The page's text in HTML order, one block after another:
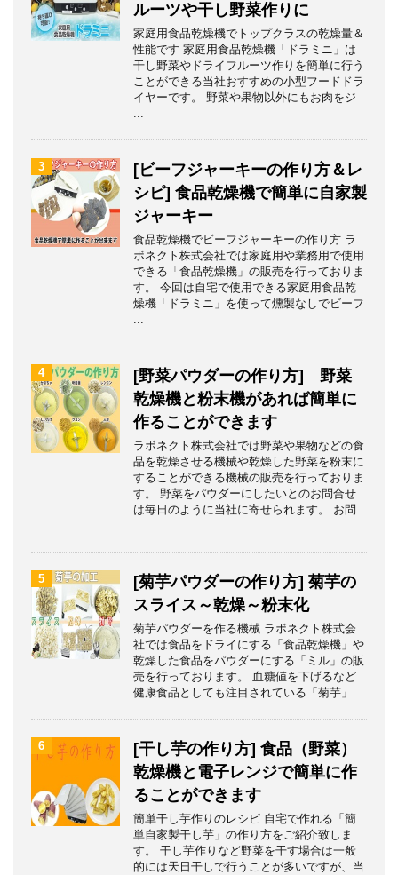
ルーツや干し野菜作りに
家庭用食品乾燥機でトップクラスの乾燥量＆
性能です 家庭用食品乾燥機「ドラミニ」は
干し野菜やドライフルーツ作りを簡単に行う
ことができる当社おすすめの小型フードドラ
イヤーです。 野菜や果物以外にもお肉をジ
...
3
[ビーフジャーキーの作り方＆レ
シピ] 食品乾燥機で簡単に自家製
ジャーキー
食品乾燥機でビーフジャーキーの作り方 ラ
ボネクト株式会社では家庭用や業務用で使用
できる「食品乾燥機」の販売を行っておりま
す。 今回は自宅で使用できる家庭用食品乾
燥機「ドラミニ」を使って燻製なしでビーフ
...
4
[野菜パウダーの作り方] 野菜
乾燥機と粉末機があれば簡単に
作ることができます
ラボネクト株式会社では野菜や果物などの食
品を乾燥させる機械や乾燥した野菜を粉末に
することができる機械の販売を行っておりま
す。 野菜をパウダーにしたいとのお問合せ
は毎日のように当社に寄せられます。 お問
...
5
[菊芋パウダーの作り方] 菊芋の
スライス～乾燥～粉末化
菊芋パウダーを作る機械 ラボネクト株式会
社では食品をドライにする「食品乾燥機」や
乾燥した食品をパウダーにする「ミル」の販
売を行っております。 血糖値を下げるなど
健康食品としても注目されている「菊芋」 ...
6
[干し芋の作り方] 食品（野菜）
乾燥機と電子レンジで簡単に作
ることができます
簡単干し芋作りのレシピ 自宅で作れる「簡
単自家製干し芋」の作り方をご紹介致しま
す。 干し芋作りなど野菜を干す場合は一般
的には天日干しで行うことが多いですが、当